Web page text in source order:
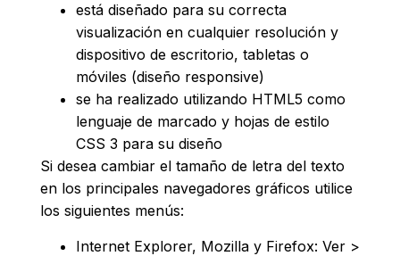
está diseñado para su correcta
visualización en cualquier resolución y
dispositivo de escritorio, tabletas o
móviles (diseño responsive)
se ha realizado utilizando HTML5 como
lenguaje de marcado y hojas de estilo
CSS 3 para su diseño
Si desea cambiar el tamaño de letra del texto
en los principales navegadores gráficos utilice
los siguientes menús:
Internet Explorer, Mozilla y Firefox: Ver >